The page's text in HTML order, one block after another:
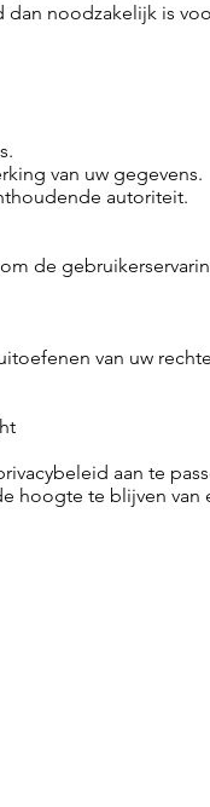
noodzakelijk is
van uw gegevens.
autoriteit.
de
van uw
aan te
hoogte te blijven van